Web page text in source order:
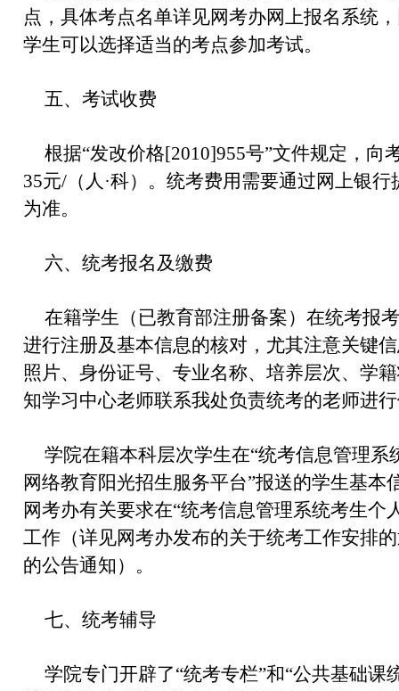
点，具体考点名单详见网考办网上报名系统
学生可以选择适当的考点参加考试。
五、考试收费
根据“发改价格[2010]955号”文件规定，向
35元/（人·科）。统考费用需要通过网上银
为准。
六、统考报名及缴费
在籍学生（已教育部注册备案）在统考报
进行注册及基本信息的核对，尤其注意关键
照片、身份证号、专业名称、培养层次、学
知学习中心老师联系我处负责统考的老师进
学院在籍本科层次学生在“统考信息管理系
网络教育阳光招生服务平台”报送的学生基本
网考办有关要求在“统考信息管理系统考生个
工作（详见网考办发布的关于统考工作安排
的公告通知）。
七、统考辅导
学院专门开辟了“统考专栏”和“公共基础课